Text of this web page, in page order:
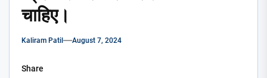
चाहिए।
Kaliram Patil August 7, 2024
Share